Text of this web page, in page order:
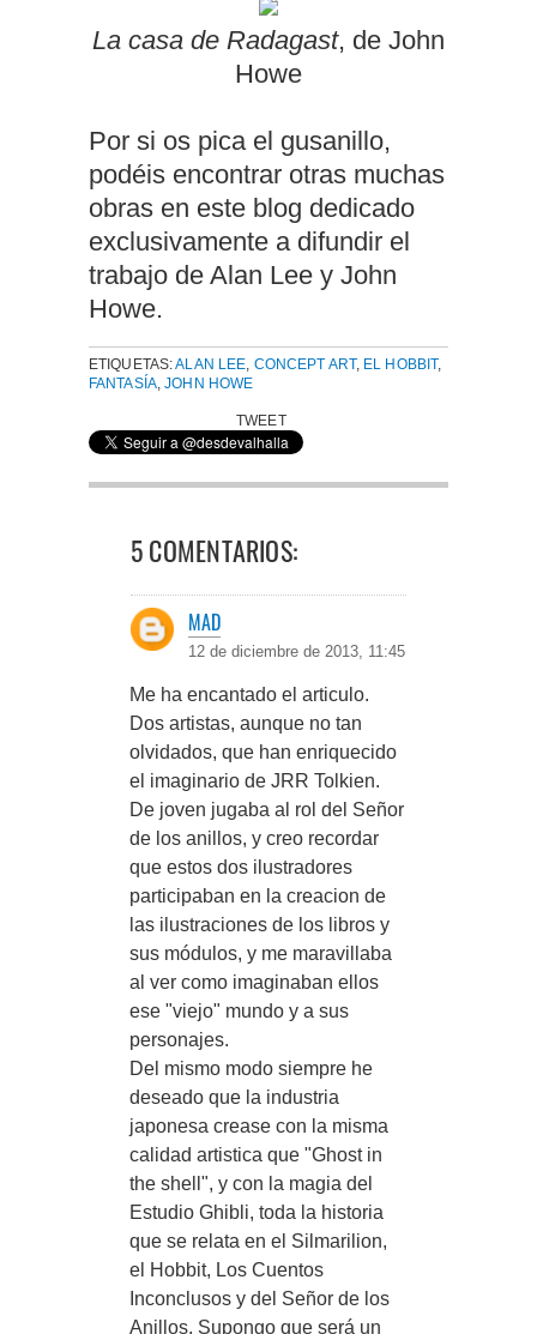
La casa de Radagast, de John
Howe
Por si os pica el gusanillo,
podéis encontrar otras muchas
obras en este blog dedicado
exclusivamente a difundir el
trabajo de Alan Lee y John
Howe.
ETIQUETAS:ALAN LEE CONCEPT ART, EL HOBBIT,
FANTASÍA,JOHN HOWE
TWEET
5 COMENTARIOS:
MAD
12 de diciembre de 2013, 11:45
Me ha encantado el articulo.
Dos artistas, aunque no tan
olvidados, que han enriquecido
el imaginario de JRR Tolkien.
De joven jugaba al rol del Señor
de los anillos, y creo recordar
que estos dos ilustradores
participaban en la creacion de
las ilustraciones de los libros y
sus módulos, y me maravillaba
al ver como imaginaban ellos
ese "viejo" mundo y a sus
personajes.
Del mismo modo siempre he
deseado que la industria
japonesa crease con la misma
calidad artistica que "Ghost in
the shell", y con la magia del
Estudio Ghibli, toda la historia
que se relata en el Silmarilion,
el Hobbit, Los Cuentos
Inconclusos y del Señor de los
Anillos. Supongo que será un